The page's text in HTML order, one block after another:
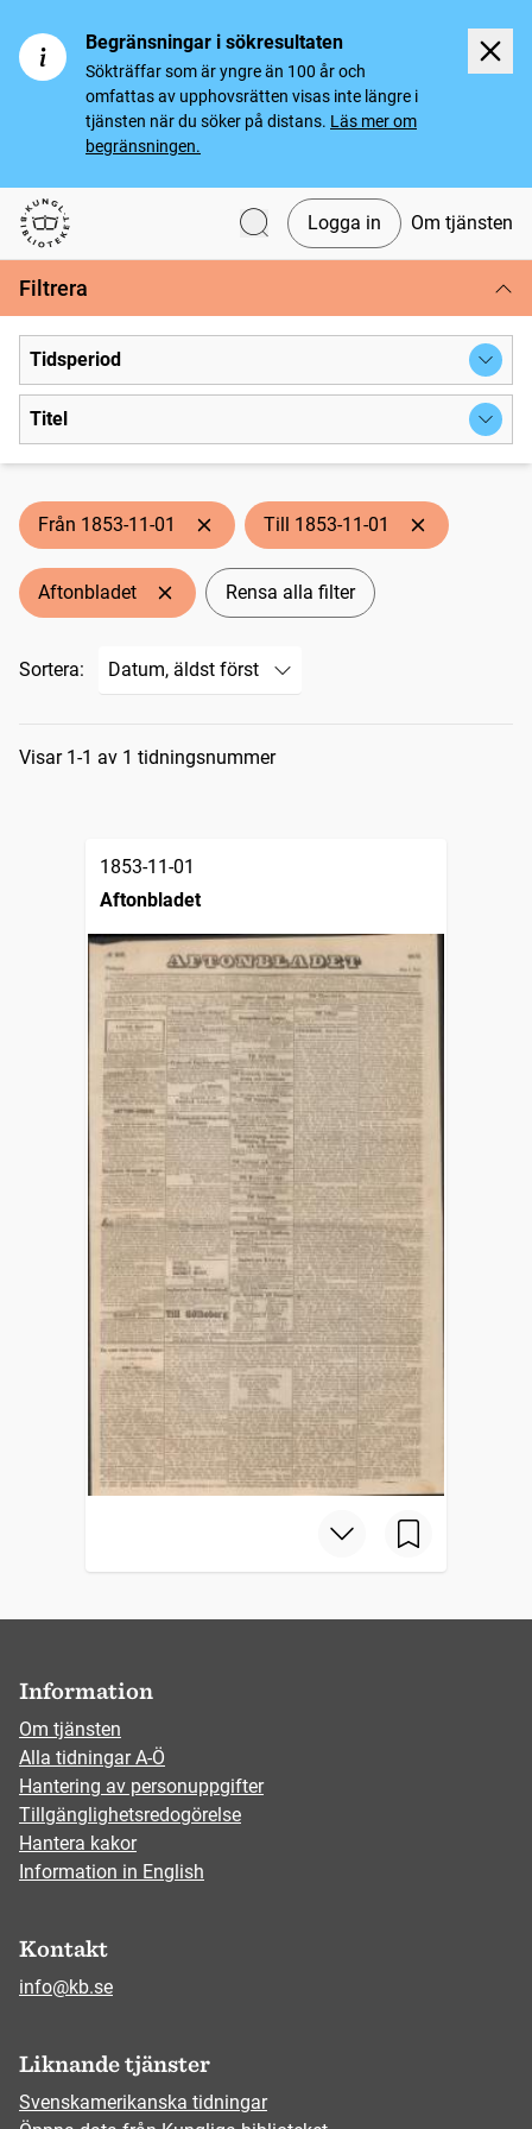
Begränsningar i sökresultaten
Sökträffar som är yngre än 100 år och
omfattas av upphovsrätten visas inte längre i
tjänsten när du söker på distans. Läs mer om
begränsningen.
Svenska tidningar
Logga in Om tjänsten
Filtrera
Tidsperiod
Titel
Från 1853-11-01 Till 1853-11-01
Aftonbladet Rensa alla filter
Sortera:
Sökresultat
Visar 1-1 av 1 tidningsnummer
1853-11-01
Aftonbladet
Information
Om tjänsten
Alla tidningar A-Ö
Hantering av personuppgifter
Tillgänglighetsredogörelse
Hantera kakor
Information in English
Kontakt
info@kb.se
Liknande tjänster
Svenskamerikanska tidningar